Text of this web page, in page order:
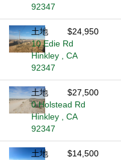
92347
土地
$24,950
10 Edie Rd
Hinkley , CA
92347
土地
$27,500
0 Holstead Rd
Hinkley , CA
92347
土地
$14,500